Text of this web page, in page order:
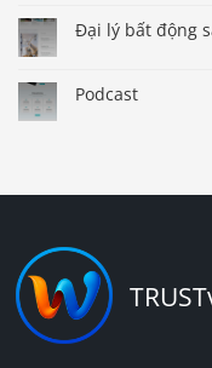
Đại lý bất động
Podcast